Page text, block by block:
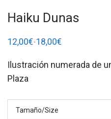
Haiku Dunas
12,00€-18,00€
Rango
desde
hasta
Ilustración numerada de
Plaza
Tamaño/Size